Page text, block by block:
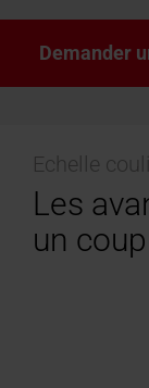
Demander
Echelle
Les
un